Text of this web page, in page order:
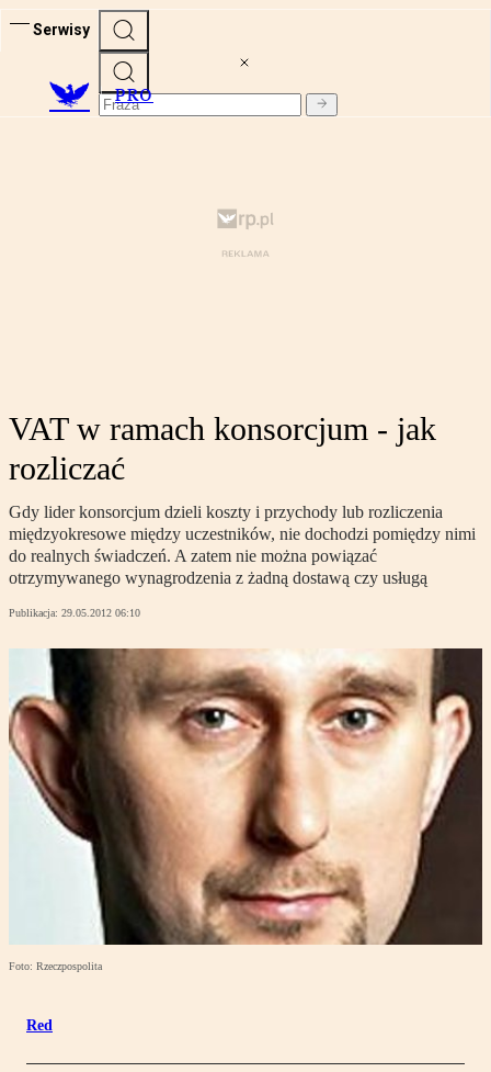
Serwisy
PRO
VAT w ramach konsorcjum - jak
rozliczać
Gdy lider konsorcjum dzieli koszty i przychody lub rozliczenia
międzyokresowe między uczestników, nie dochodzi pomiędzy nimi
do realnych świadczeń. A zatem nie można powiązać
otrzymywanego wynagrodzenia z żadną dostawą czy usługą
Publikacja: 29.05.2012 06:10
Foto: Rzeczpospolita
Red